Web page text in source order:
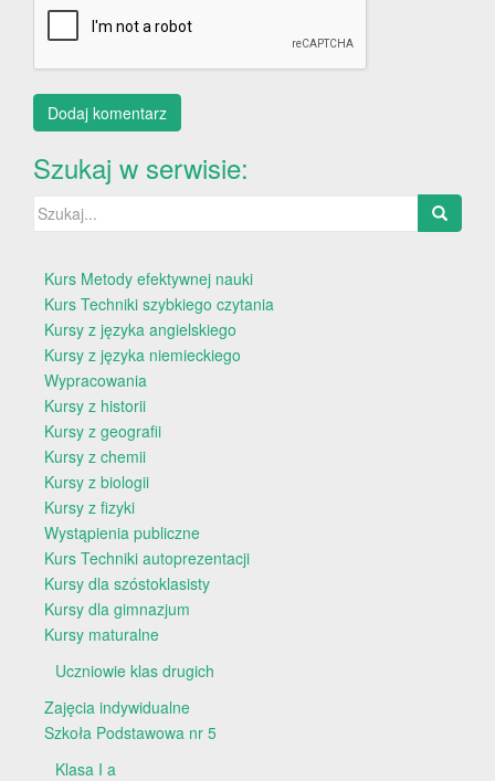
Szukaj w serwisie:
Szukaj:
Kurs Metody efektywnej nauki
Kurs Techniki szybkiego czytania
Kursy z języka angielskiego
Kursy z języka niemieckiego
Wypracowania
Kursy z historii
Kursy z geografii
Kursy z chemii
Kursy z biologii
Kursy z fizyki
Wystąpienia publiczne
Kurs Techniki autoprezentacji
Kursy dla szóstoklasisty
Kursy dla gimnazjum
Kursy maturalne
Uczniowie klas drugich
Zajęcia indywidualne
Szkoła Podstawowa nr 5
Klasa I a